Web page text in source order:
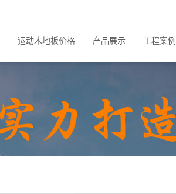
运动木地板价格 产品展示 工程案例